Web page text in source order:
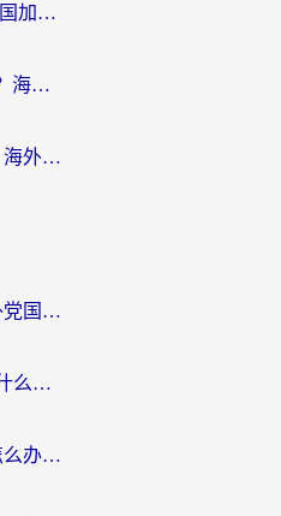
国外看芒果tv总卡？选对回国加速器，轻松追《浪姐》不费劲
在国外怎么看nba直播网站？海外党专属体育观赛指南，告别地区限制！
国外怎么看手机腾讯视频？海外党亲测有效的追剧加速器选择指南
德国怎么玩最强祖师？海外党国服游戏加速器选择全攻略（附宝可梦Online实测）
在国外玩QQ飞车需要下载什么加速器呢？海外党亲测有效的国服游戏加速指南
雪糕工厂国外玩延迟很高怎么办？海外玩家国服游戏加速终极攻略（附实测推荐）